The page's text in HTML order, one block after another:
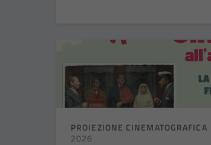
PROIEZIONE CINEMATOGRAFICA
2026